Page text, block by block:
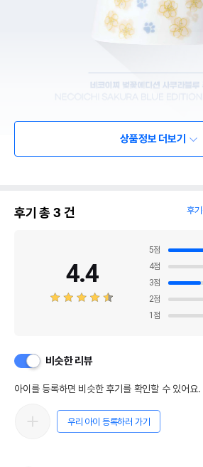
상품정보 더보기
후기 총 3 건 후
4.4
5점
4점
3점
2점
1 점
비슷한 리뷰
아이를 등록하면 비슷한 후기를 확인할 수 있어요.
우리 아이 등록하러 가기